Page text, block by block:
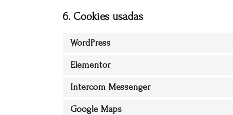
6. Cookies usadas
WordPress
Elementor
Intercom Messenger
Google Maps